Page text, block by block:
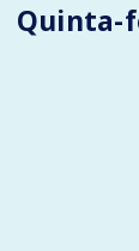
Quinta-